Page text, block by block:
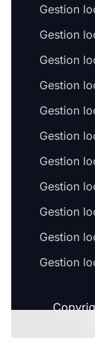
Gestion
Gestion
Gestion
Gestion
Gestion
Gestion
Gestion
Gestion
Gestion
Gestion
Gestion